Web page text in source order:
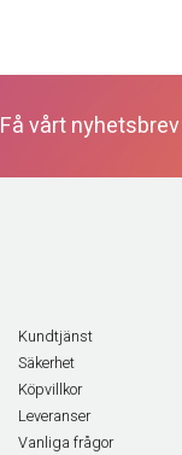
Få vårt nyhetsbrev
Kundtjänst
Säkerhet
Köpvillkor
Leveranser
Vanliga frågor